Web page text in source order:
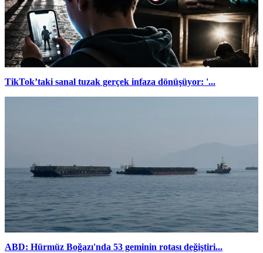
TikTok’taki sanal tuzak gerçek infaza dönüşüyor: '...
ABD: Hürmüz Boğazı'nda 53 geminin rotası değiştiri...